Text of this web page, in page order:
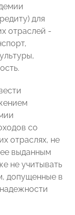
для
отраслей -
со
отраслях, не
выданным
не учитывать
допущенные в